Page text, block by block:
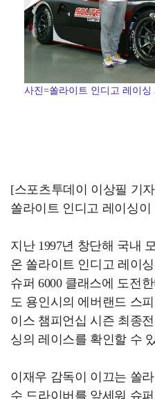
사진=쏠라이트 인디고 레이싱
[스포츠투데이 이상필 기
쏠라이트 인디고 레이싱
지난 1997년 창단해 국내
온 쏠라이트 인디고 레이
슈퍼 6000 클래스에 도전
도 용인시의 에버랜드 스
이스 챔피언십 시즌 최종
싱의 레이스를 확인할 수
이재우 감독이 이끄는 쏠
수 드라이버를 앞세워 슈